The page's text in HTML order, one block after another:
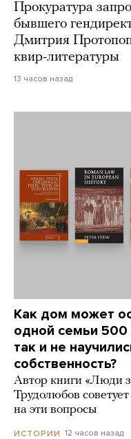
Прокуратура
бывшего
Дмитрия
квир-литературы
13 часов назад
Как дом может
одной семьи 500
так и не
собственность?
Автор книги «Люди
Трудолюбов
на эти вопросы
ИСТОРИИ 12 часов назад